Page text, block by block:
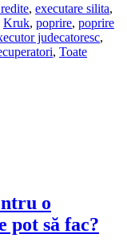
, executare silita,
Kruk, poprire, poprire
judecatoresc,
, Toate
o
pot să fac?